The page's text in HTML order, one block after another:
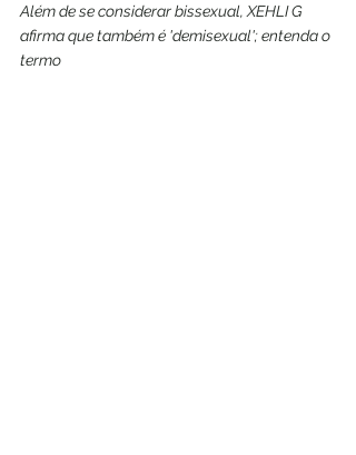
Além de se considerar bissexual, XEHLI G
afirma que também é 'demisexual'; entenda o
termo